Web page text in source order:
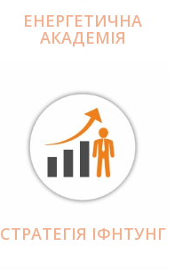
ЕНЕРГЕТИЧНА
АКАДЕМІЯ
СТРАТЕГІЯ ІФНТУНГ